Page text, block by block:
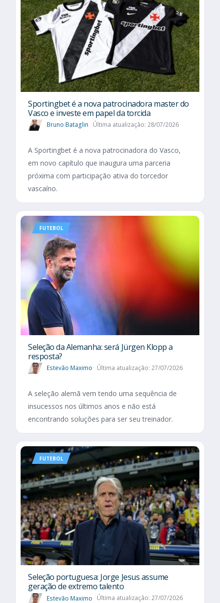
Sportingbet é a nova patrocinadora master do
Vasco e investe em papel da torcida
Bruno Bataglin Última atualização: 28/07/2026
A Sportingbet é a nova patrocinadora do Vasco,
em novo capítulo que inaugura uma parceria
próxima com participação ativa do torcedor
vascaíno.
FUTEBOL
Seleção da Alemanha: será Jürgen Klopp a
resposta?
Estevão Maximo Última atualização: 27/07/2026
A seleção alemã vem tendo uma sequência de
insucessos nos últimos anos e não está
encontrando soluções para ser seu treinador.
FUTEBOL
Seleção portuguesa: Jorge Jesus assume
geração de extremo talento
Estevão Maximo Última atualização: 27/07/2026